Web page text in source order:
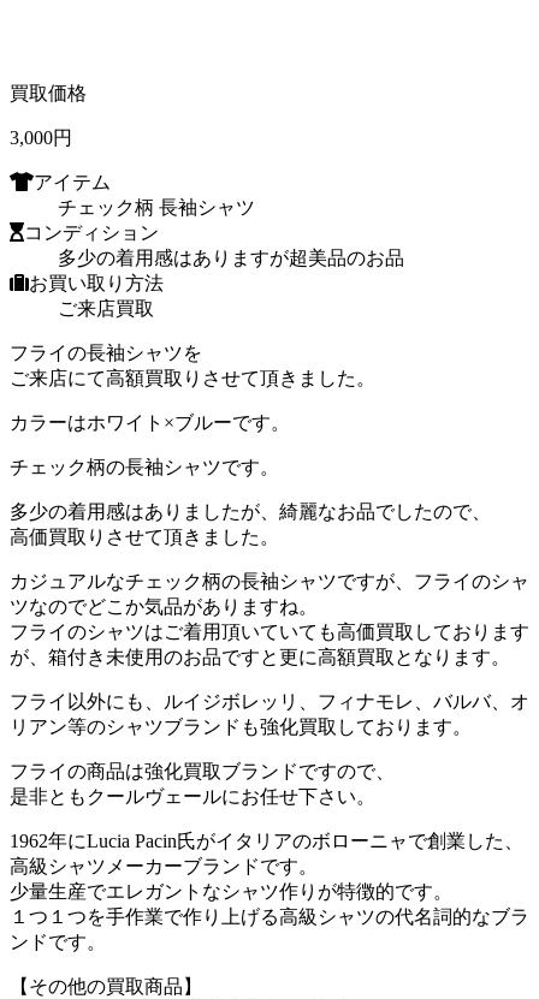
買取価格
3,000円
アイテム
チェック柄 長袖シャツ
コンディション
多少の着用感はありますが超美品のお品
お買い取り方法
ご来店買取
フライの長袖シャツを
ご来店にて高額買取りさせて頂きました。
カラーはホワイト×ブルーです。
チェック柄の長袖シャツです。
多少の着用感はありましたが、綺麗なお品でしたので、
高価買取りさせて頂きました。
カジュアルなチェック柄の長袖シャツですが、フライのシャ
ツなのでどこか気品がありますね。
フライのシャツはご着用頂いていても高価買取しております
が、箱付き未使用のお品ですと更に高額買取となります。
フライ以外にも、ルイジボレッリ、フィナモレ、バルバ、オ
リアン等のシャツブランドも強化買取しております。
フライの商品は強化買取ブランドですので、
是非ともクールヴェールにお任せ下さい。
1962年にLucia Pacin氏がイタリアのボローニャで創業した、
高級シャツメーカーブランドです。
少量生産でエレガントなシャツ作りが特徴的です。
１つ１つを手作業で作り上げる高級シャツの代名詞的なブラ
ンドです。
【その他の買取商品】